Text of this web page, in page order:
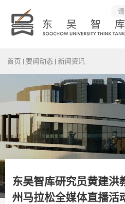
首页 要闻动态 新闻资讯
东吴智库研究员黄建洪
州马拉松全媒体直播活